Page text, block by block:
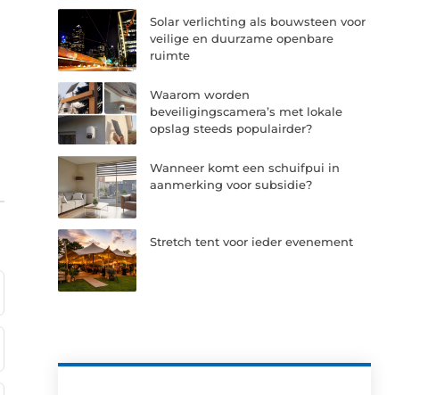
Solar verlichting als bouwsteen voor
veilige en duurzame openbare
ruimte
Waarom worden
beveiligingscamera’s met lokale
opslag steeds populairder?
Wanneer komt een schuifpui in
aanmerking voor subsidie?
Stretch tent voor ieder evenement